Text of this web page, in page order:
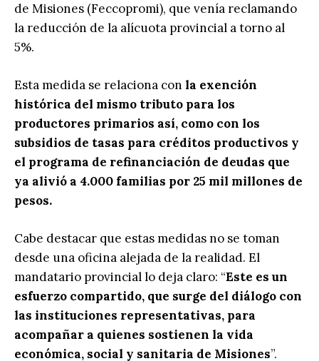
de Misiones (Feccopromi), que venía reclamando
la reducción de la alícuota provincial a torno al
5%.
Esta medida se relaciona con la exención
histórica del mismo tributo para los
productores primarios así, como con los
subsidios de tasas para créditos productivos y
el programa de refinanciación de deudas que
ya alivió a 4.000 familias por 25 mil millones de
pesos.
Cabe destacar que estas medidas no se toman
desde una oficina alejada de la realidad. El
mandatario provincial lo deja claro: “Este es un
esfuerzo compartido, que surge del diálogo con
las instituciones representativas, para
acompañar a quienes sostienen la vida
económica, social y sanitaria de Misiones”.